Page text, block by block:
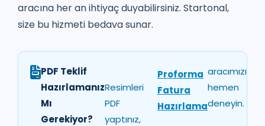
aracına her an ihtiyaç duyabilirsiniz. Startonal,
size bu hizmeti bedava sunar.
PDF Teklif
Hazırlamanız
Mı
Gerekiyor?
Resimleri
PDF
yaptınız,
Proforma
Fatura
Hazırlama
aracımızı
hemen
deneyin.